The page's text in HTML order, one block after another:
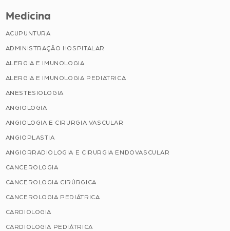
Medicina
ACUPUNTURA
ADMINISTRAÇÃO HOSPITALAR
ALERGIA E IMUNOLOGIA
ALERGIA E IMUNOLOGIA PEDIATRICA
ANESTESIOLOGIA
ANGIOLOGIA
ANGIOLOGIA E CIRURGIA VASCULAR
ANGIOPLASTIA
ANGIORRADIOLOGIA E CIRURGIA ENDOVASCULAR
CANCEROLOGIA
CANCEROLOGIA CIRÚRGICA
CANCEROLOGIA PEDIÁTRICA
CARDIOLOGIA
CARDIOLOGIA PEDIÁTRICA